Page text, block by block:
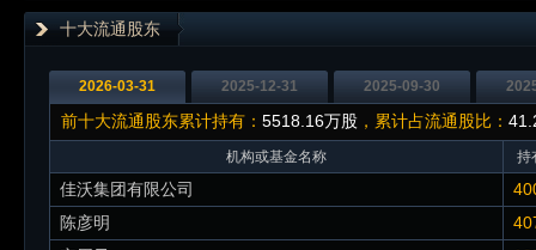
十大流通股东
2026-03-31 2025-12-31 2025-09-30
前十大流通股东累计持有： 5518.16万股 ，累计占流通股比：
机构或基金名称 持
佳沃集团有限公司
陈彦明